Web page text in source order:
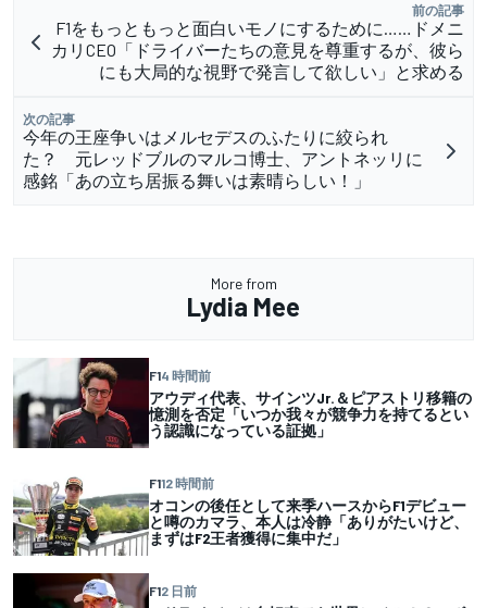
前の記事
F1をもっともっと面白いモノにするために……ドメニ
カリCEO「ドライバーたちの意見を尊重するが、彼ら
にも大局的な視野で発言して欲しい」と求める
次の記事
今年の王座争いはメルセデスのふたりに絞られ
た？ 元レッドブルのマルコ博士、アントネッリに
感銘「あの立ち居振る舞いは素晴らしい！」
More from
Lydia Mee
F14 時間前
アウディ代表、サインツJr.＆ピアストリ移籍の
憶測を否定「いつか我々が競争力を持てるとい
う認識になっている証拠」
F112 時間前
オコンの後任として来季ハースからF1デビュー
と噂のカマラ、本人は冷静「ありがたいけど、
まずはF2王者獲得に集中だ」
F12 日前